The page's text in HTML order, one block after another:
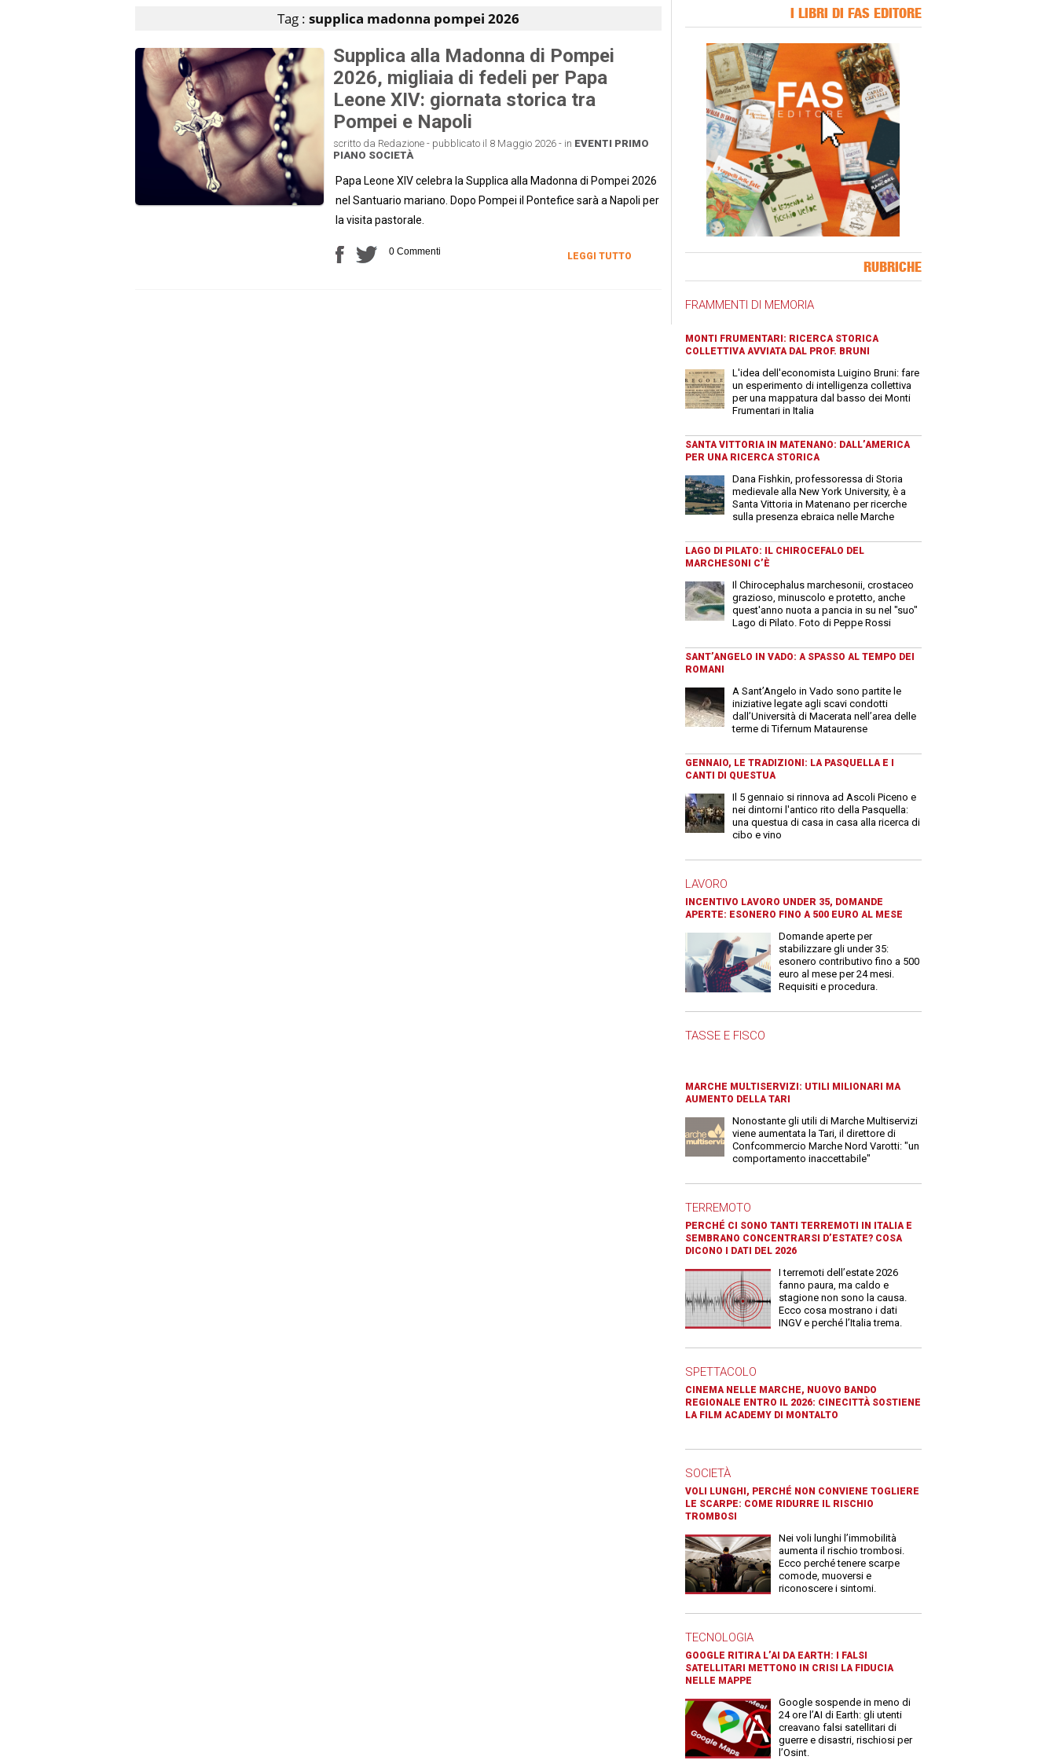
Tag : supplica madonna pompei 2026
Supplica alla Madonna di Pompei
2026, migliaia di fedeli per Papa
Leone XIV: giornata storica tra
Pompei e Napoli
scritto da Redazione - pubblicato il 8 Maggio 2026 - in EVENTI PRIMO
PIANO SOCIETÀ
Papa Leone XIV celebra la Supplica alla Madonna di Pompei 2026
nel Santuario mariano. Dopo Pompei il Pontefice sarà a Napoli per
la visita pastorale.
0 Commenti LEGGI TUTTO
I LIBRI DI FAS EDITORE
RUBRICHE
FRAMMENTI DI MEMORIA
MONTI FRUMENTARI: RICERCA STORICA
COLLETTIVA AVVIATA DAL PROF. BRUNI
L'idea dell'economista Luigino Bruni: fare
un esperimento di intelligenza collettiva
per una mappatura dal basso dei Monti
Frumentari in Italia
SANTA VITTORIA IN MATENANO: DALL’AMERICA
PER UNA RICERCA STORICA
Dana Fishkin, professoressa di Storia
medievale alla New York University, è a
Santa Vittoria in Matenano per ricerche
sulla presenza ebraica nelle Marche
LAGO DI PILATO: IL CHIROCEFALO DEL
MARCHESONI C’È
Il Chirocephalus marchesonii, crostaceo
grazioso, minuscolo e protetto, anche
quest'anno nuota a pancia in su nel "suo"
Lago di Pilato. Foto di Peppe Rossi
SANT’ANGELO IN VADO: A SPASSO AL TEMPO DEI
ROMANI
A Sant’Angelo in Vado sono partite le
iniziative legate agli scavi condotti
dall’Università di Macerata nell’area delle
terme di Tifernum Mataurense
GENNAIO, LE TRADIZIONI: LA PASQUELLA E I
CANTI DI QUESTUA
Il 5 gennaio si rinnova ad Ascoli Piceno e
nei dintorni l'antico rito della Pasquella:
una questua di casa in casa alla ricerca di
cibo e vino
LAVORO
INCENTIVO LAVORO UNDER 35, DOMANDE
APERTE: ESONERO FINO A 500 EURO AL MESE
Domande aperte per
stabilizzare gli under 35:
esonero contributivo fino a 500
euro al mese per 24 mesi.
Requisiti e procedura.
TASSE E FISCO
MARCHE MULTISERVIZI: UTILI MILIONARI MA
AUMENTO DELLA TARI
Nonostante gli utili di Marche Multiservizi
viene aumentata la Tari, il direttore di
Confcommercio Marche Nord Varotti: "un
comportamento inaccettabile"
TERREMOTO
PERCHÉ CI SONO TANTI TERREMOTI IN ITALIA E
SEMBRANO CONCENTRARSI D’ESTATE? COSA
DICONO I DATI DEL 2026
I terremoti dell’estate 2026
fanno paura, ma caldo e
stagione non sono la causa.
Ecco cosa mostrano i dati
INGV e perché l’Italia trema.
SPETTACOLO
CINEMA NELLE MARCHE, NUOVO BANDO
REGIONALE ENTRO IL 2026: CINECITTÀ SOSTIENE
LA FILM ACADEMY DI MONTALTO
SOCIETÀ
VOLI LUNGHI, PERCHÉ NON CONVIENE TOGLIERE
LE SCARPE: COME RIDURRE IL RISCHIO
TROMBOSI
Nei voli lunghi l’immobilità
aumenta il rischio trombosi.
Ecco perché tenere scarpe
comode, muoversi e
riconoscere i sintomi.
TECNOLOGIA
GOOGLE RITIRA L’AI DA EARTH: I FALSI
SATELLITARI METTONO IN CRISI LA FIDUCIA
NELLE MAPPE
Google sospende in meno di
24 ore l’AI di Earth: gli utenti
creavano falsi satellitari di
guerre e disastri, rischiosi per
l’Osint.